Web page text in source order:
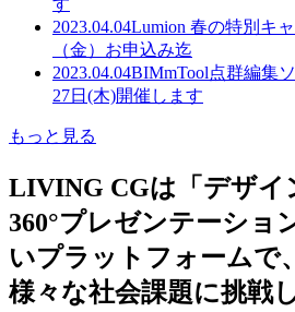
す
2023.04.04Lumion 春の特別キ
（金）お申込み迄
2023.04.04BIMmTool点群編集
27日(木)開催します
もっと見る
LIVING CGは「デザイ
360°プレゼンテーショ
いプラットフォームで
様々な社会課題に挑戦